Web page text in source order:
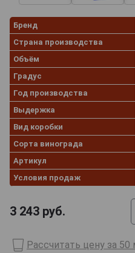
Бренд
Страна производства
Объём
Градус
Год производства
Выдержка
Вид коробки
Сорта винограда
Артикул
Условия продаж
3 243 руб.
Рассчитать цену за 50